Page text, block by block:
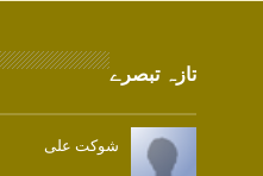
تازہ تبصرے
شوکت علی